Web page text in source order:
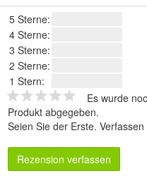
5 Sterne:
4 Sterne:
3 Sterne:
2 Sterne:
1 Stern:
Es wurde
Produkt abgegeben.
Seien Sie der Erste.
Rezension verfassen